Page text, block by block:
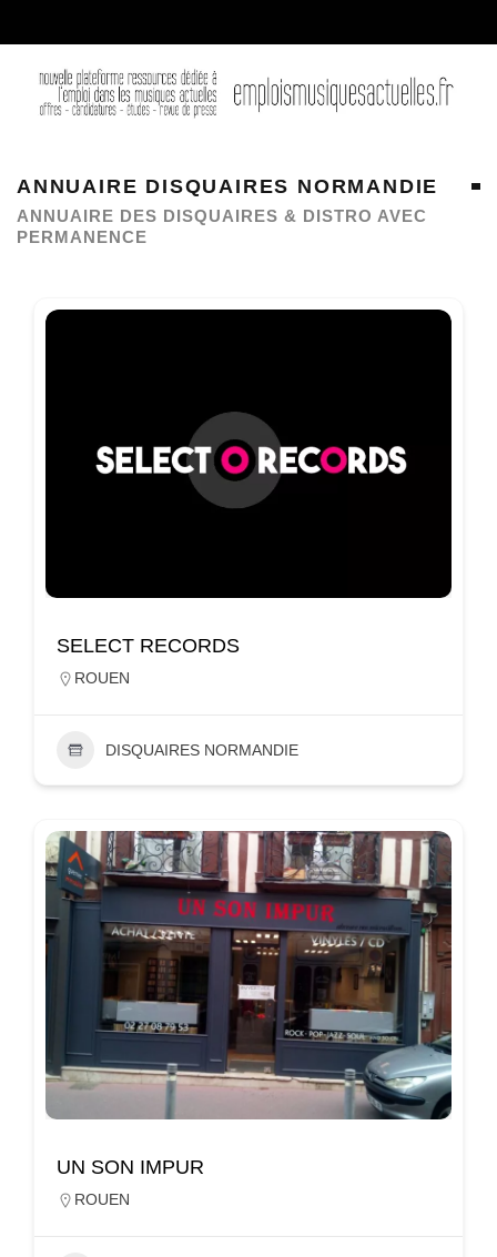
ANNUAIRE DISQUAIRES NORMANDIE
ANNUAIRE DES DISQUAIRES & DISTRO AVEC
PERMANENCE
SELECT RECORDS
ROUEN
DISQUAIRES NORMANDIE
UN SON IMPUR
ROUEN